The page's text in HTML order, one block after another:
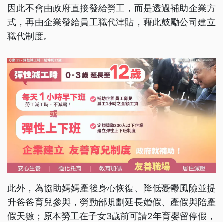
因此不會由政府直接發給勞工，而是透過補助企業方
式，再由企業發給員工職代津貼，藉此鼓勵公司建立
職代制度。
此外，為協助媽媽產後身心恢復、降低憂鬱風險並提
升爸爸育兒參與，勞動部規劃延長婚假、產假與陪產
假天數；原本勞工在子女3歲前可請2年育嬰留停假，